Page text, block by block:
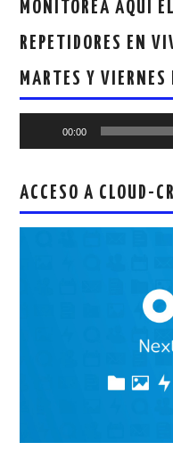
MONITOREA AQUI
REPETIDORES EN
MARTES Y VIERNES
00:00
ACCESO A CLOUD-